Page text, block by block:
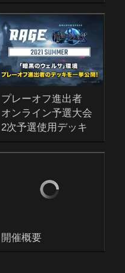
プレーオフ進出者
オンライン予選大会
2次予選使用デッキ
開催概要